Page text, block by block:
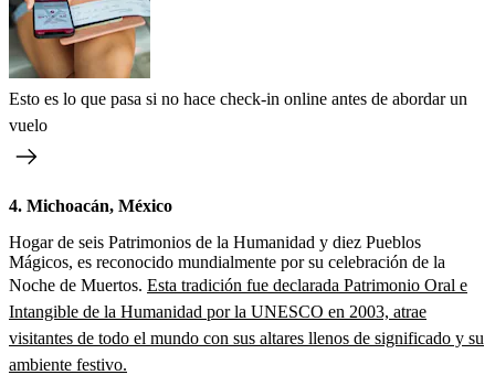
Esto es lo que pasa si no hace check-in online antes de abordar un
vuelo
4. Michoacán, México
Hogar de seis Patrimonios de la Humanidad y diez Pueblos
Mágicos, es reconocido mundialmente por su celebración de la
Noche de Muertos. Esta tradición fue declarada Patrimonio Oral e
Intangible de la Humanidad por la UNESCO en 2003, atrae
visitantes de todo el mundo con sus altares llenos de significado y su
ambiente festivo.